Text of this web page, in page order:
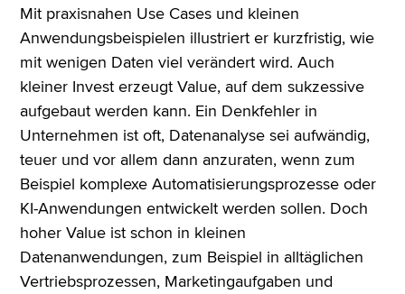
Mit praxisnahen Use Cases und kleinen
Anwendungsbeispielen illustriert er kurzfristig, wie
mit wenigen Daten viel verändert wird. Auch
kleiner Invest erzeugt Value, auf dem sukzessive
aufgebaut werden kann. Ein Denkfehler in
Unternehmen ist oft, Datenanalyse sei aufwändig,
teuer und vor allem dann anzuraten, wenn zum
Beispiel komplexe Automatisierungsprozesse oder
KI-Anwendungen entwickelt werden sollen. Doch
hoher Value ist schon in kleinen
Datenanwendungen, zum Beispiel in alltäglichen
Vertriebsprozessen, Marketingaufgaben und